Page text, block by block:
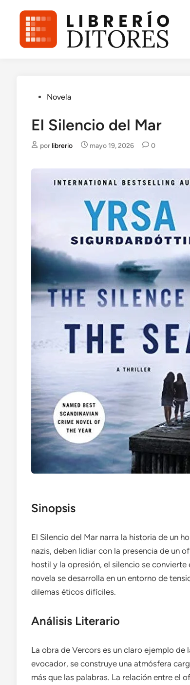
contenido
Publicado
Novela
El Silencio del Mar
por librerio mayo 19, 2026 0
Sinopsis
El Silencio del Mar narra la historia de un
nazis, deben lidiar con la presencia de un
hostil y la opresión, el silencio se
novela se desarrolla en un entorno de
dilemas éticos difíciles.
Análisis Literario
La obra de Vercors es un claro ejemplo
evocador, se construye una atmósfera
más que las palabras. La relación entre el